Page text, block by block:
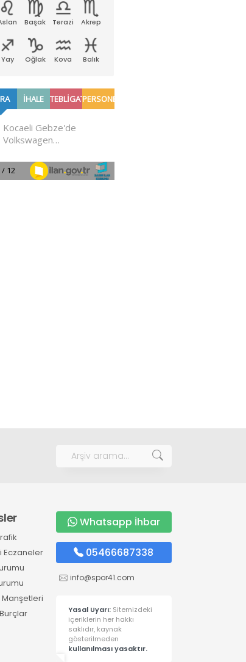
Başak Terazi Akrep
Yay Oğlak Kova Balık
Eczaneler
Whatsapp İhbar
05466687338
info@spor41.com
Yasal Uyarı: Sitemizdeki
içeriklerin her hakkı
saklıdır, kaynak
gösterilmeden
kullanılması yasaktır.